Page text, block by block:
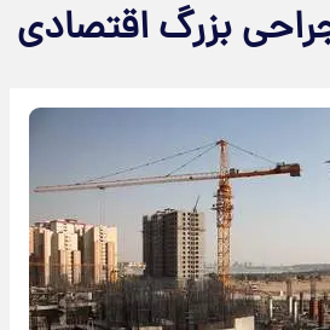
بزرگ اقتصادی